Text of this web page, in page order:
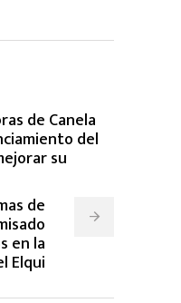
de Canela
del
su
de
en la
Elqui